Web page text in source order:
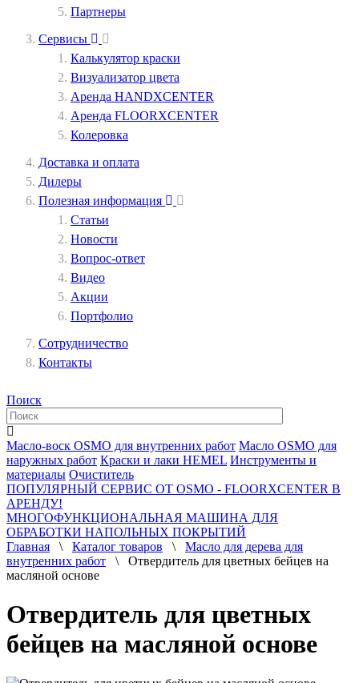
Партнеры
Сервисы
Калькулятор краски
Визуализатор цвета
Аренда HANDXCENTER
Аренда FLOORXCENTER
Колеровка
Доставка и оплата
Дилеры
Полезная информация
Статьи
Новости
Вопрос-ответ
Видео
Акции
Портфолио
Сотрудничество
Контакты
Поиск
Масло-воск OSMO для внутренних работ Масло OSMO для
наружных работ Краски и лаки HEMEL Инструменты и
материалы Очиститель
ПОПУЛЯРНЫЙ СЕРВИС ОТ OSMO - FLOORXCENTER В
АРЕНДУ!
МНОГОФУНКЦИОНАЛЬНАЯ МАШИНА ДЛЯ
ОБРАБОТКИ НАПОЛЬНЫХ ПОКРЫТИЙ
Главная \ Каталог товаров \ Масло для дерева для
внутренних работ \ Отвердитель для цветных бейцев на
масляной основе
Отвердитель для цветных
бейцев на масляной основе